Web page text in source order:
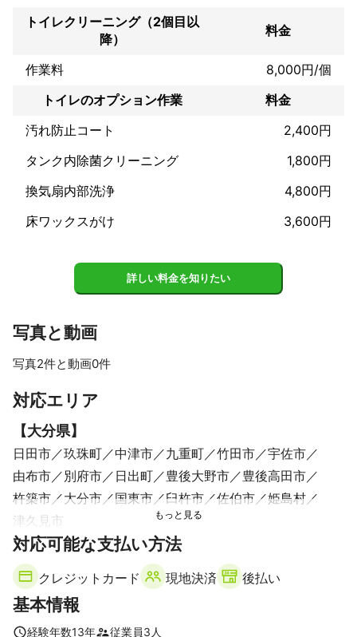
即日！緊急便お任せください。
困ったことは何でも相談ください。
トイレクリーニング（2個目以
降）
料金
作業料
8,000円/個
トイレのオプション作業
料金
汚れ防止コート
2,400円
タンク内除菌クリーニング
1,800円
換気扇内部洗浄
4,800円
床ワックスがけ
3,600円
詳しい料金を知りたい
写真と動画
写真2件と動画0件
対応エリア
【大分県】
日田市 玖珠町 中津市 九重町 竹田市
宇佐市
由布市
別府市 日出町 豊後大野市
豊後高田市
杵築市
大分市 国東市 臼杵市 佐伯市
姫島村
津久見市
【島根県】
吉賀町 益田市 江津市
川本町
美郷町 大田市 飯南町
【山口県】
山陽小野田市 下関市 宇部市
対応可能な支払い方法
クレジットカード 現地決済 後払い
基本情報
経験年数13年 従業員3 人